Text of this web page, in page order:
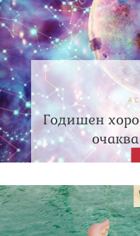
Годишен